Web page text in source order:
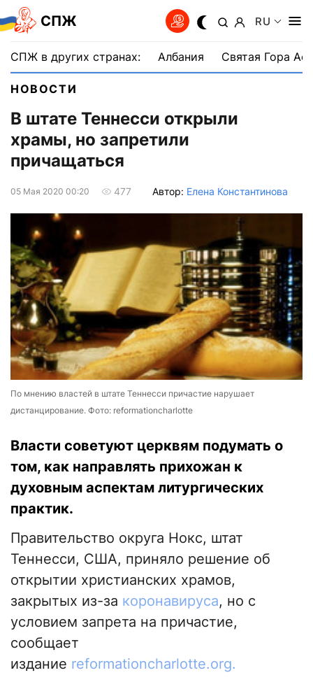
СПЖ RU
СПЖ в других странах: Албания Святая Гора
НОВОСТИ
В штате Теннесси открыли
храмы, но запретили
причащаться
05 Мая 2020 00:20 477 Автор: Елена Константинова
По мнению властей в штате Теннесси причастие нарушает
дистанцирование. Фото: reformationcharlotte
Власти советуют церквям подумать о
том, как направлять прихожан к
духовным аспектам литургических
практик.
Правительство округа Нокс, штат
Теннесси, США, приняло решение об
открытии христианских храмов,
закрытых из-за коронавируса, но с
условием запрета на причастие,
сообщает
издание reformationcharlotte.org.